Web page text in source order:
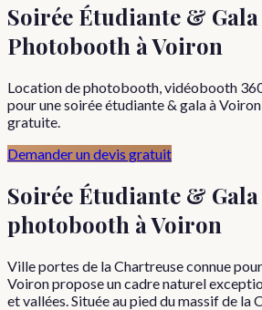
Soirée Étudiante & Gala
Photobooth à Voiron
Location de photobooth, vidéobooth
pour une soirée étudiante & gala à
gratuite.
Demander un devis gratuit
Soirée Étudiante & Gala
photobooth àVoiron
Ville portes de la Chartreuse connue
Voiron propose un cadre naturel
et vallées. Située au pied du massif de la